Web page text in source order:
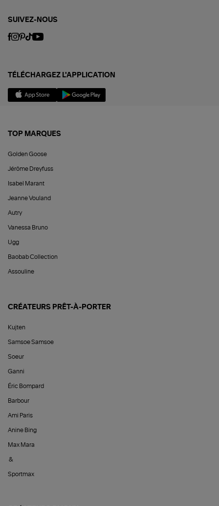
SUIVEZ-NOUS
TÉLÉCHARGEZ L'APPLICATION
TOP MARQUES
Golden Goose
Jérôme Dreyfuss
Isabel Marant
Jeanne Vouland
Autry
Vanessa Bruno
Ugg
Baobab Collection
Assouline
CRÉATEURS PRÊT-À-PORTER
Kujten
Samsoe Samsoe
Soeur
Ganni
Éric Bompard
Barbour
Ami Paris
Anine Bing
Max Mara
&
Sportmax